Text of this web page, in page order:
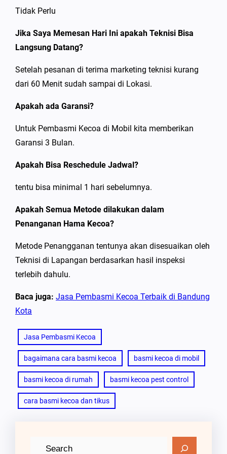
Tidak Perlu
Jika Saya Memesan Hari Ini apakah Teknisi Bisa
Langsung Datang?
Setelah pesanan di terima marketing teknisi kurang
dari 60 Menit sudah sampai di Lokasi.
Apakah ada Garansi?
Untuk Pembasmi Kecoa di Mobil kita memberikan
Garansi 3 Bulan.
Apakah Bisa Reschedule Jadwal?
tentu bisa minimal 1 hari sebelumnya.
Apakah Semua Metode dilakukan dalam
Penanganan Hama Kecoa?
Metode Penangganan tentunya akan disesuaikan oleh
Teknisi di Lapangan berdasarkan hasil inspeksi
terlebih dahulu.
Baca juga: Jasa Pembasmi Kecoa Terbaik di Bandung
Kota
Jasa Pembasmi Kecoa
bagaimana cara basmi kecoa basmi kecoa di mobil
basmi kecoa di rumah basmi kecoa pest control
cara basmi kecoa dan tikus